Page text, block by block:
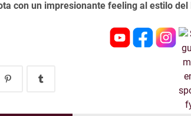
con un impresionante feeling al estilo